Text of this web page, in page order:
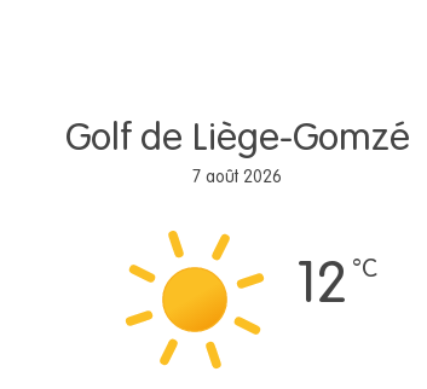
Golf de Liège-Gomzé
7 août 2026
12 °C